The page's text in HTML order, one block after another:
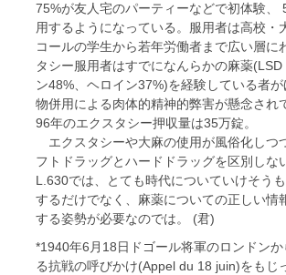
75%が友人宅のパーティーなどで初体験、
用するようになっている。服用者は高校・
コールの学生から若年労働者まで広い層に
タシー服用者はすでになんらかの麻薬(LSD
ン48%、ヘロイン37%)を経験している者
物併用による肉体的精神的弊害が懸念され
96年のエクスタシー押収量は35万錠。
エクスタシーや大麻の使用が風俗化しつ
フトドラッグとハードドラッグを区別しな
L.630では、とても時代についていけそう
するだけでなく、麻薬についての正しい情
する姿勢が必要なのでは。 (君)
*1940年6月18日ドゴール将軍のロンドンか
る抗戦の呼びかけ(Appel du 18 juin)をもじ